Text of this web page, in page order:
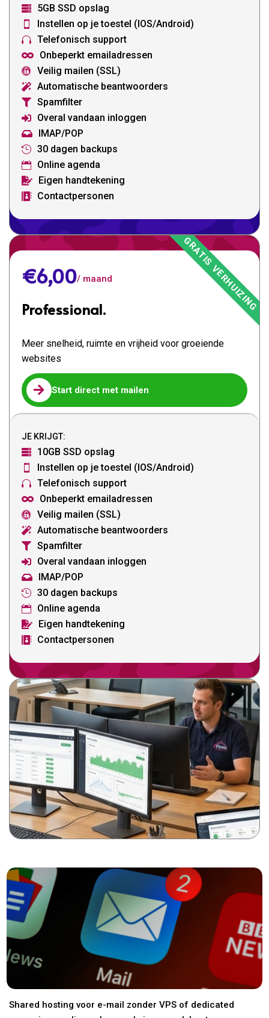

5GB SSD opslag
 Instellen op je toestel (IOS/Android)
 Telefonisch support
 Onbeperkt emailadressen
 Veilig mailen (SSL)
 Automatische beantwoorders
 Spamfilter
 Overal vandaan inloggen
 IMAP/POP
 30 dagen backups
 Online agenda
 Eigen handtekening
 Contactpersonen
€6,00/ maand
Professional.
Meer snelheid, ruimte en vrijheid voor groeiende
websites
 Start direct met mailen
JE KRIJGT:

10GB SSD opslag
 Instellen op je toestel (IOS/Android)
 Telefonisch support
 Onbeperkt emailadressen
 Veilig mailen (SSL)
 Automatische beantwoorders
 Spamfilter
 Overal vandaan inloggen
 IMAP/POP
 30 dagen backups
 Online agenda
 Eigen handtekening
 Contactpersonen
Shared hosting voor e-mail zonder VPS of dedicated